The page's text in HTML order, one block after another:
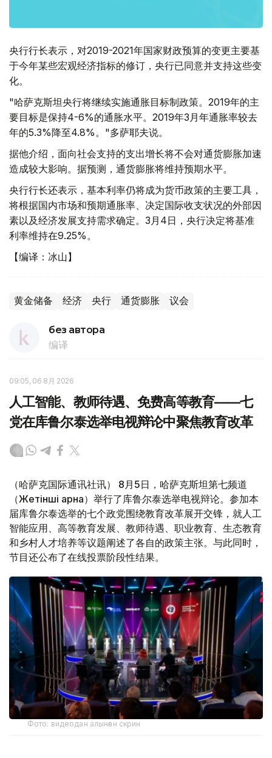
央行行长表示，对2019-2021年国家财政预算的变更主要基
于今年某些宏观经济指标的修订，央行已同意并支持这些变
化。
"哈萨克斯坦央行将继续实施通胀目标制政策。2019年的主
要目标是保持4-6%的通胀水平。2019年3月年通胀率较去
年的5.3%降至4.8%。"多萨耶夫说。
据他介绍，面向社会支持的支出增长将不会对通货膨胀加速
造成较大影响。据预测，通货膨胀将维持预期水平。
央行行长还表示，基本利率仍将成为货币政策的主要工具，
将根据国内市场和预期通胀率、决定国际收支状况的外部因
素以及经济发展支持需求确定。3月4日，央行决定将基准
利率维持在9.25%。
【编译：冰山】
黄金储备 经济 央行 通货膨胀 议会
без автора
编译
09:05, 06 8月 2026
人工智能、教师待遇、免费高等教育——七
党在库鲁尔泰选举电视辩论中聚焦教育改革
（哈萨克国际通讯社讯） 8月5日，哈萨克斯坦第七频道
（Жетінші арна）举行了库鲁尔泰选举电视辩论。参加本
届库鲁尔泰选举的七个政党围绕教育改革展开交锋，就人工
智能应用、高等教育发展、教师待遇、职业教育、生态教育
和乡村人才培养等议题阐述了各自的政策主张。与此同时，
节目还公布了在线投票阶段性结果。
Фото: видеодан алынған скрин